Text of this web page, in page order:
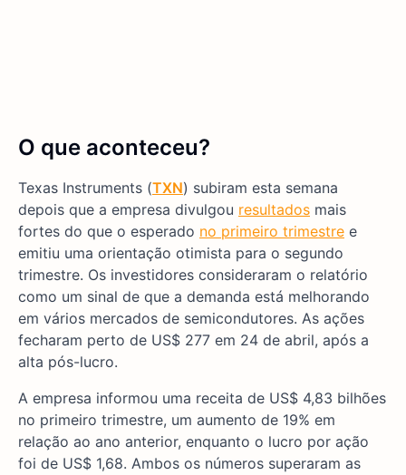
O que aconteceu?
Texas Instruments (TXN) subiram esta semana
depois que a empresa divulgou resultados mais
fortes do que o esperado no primeiro trimestre e
emitiu uma orientação otimista para o segundo
trimestre. Os investidores consideraram o relatório
como um sinal de que a demanda está melhorando
em vários mercados de semicondutores. As ações
fecharam perto de US$ 277 em 24 de abril, após a
alta pós-lucro.
A empresa informou uma receita de US$ 4,83 bilhões
no primeiro trimestre, um aumento de 19% em
relação ao ano anterior, enquanto o lucro por ação
foi de US$ 1,68. Ambos os números superaram as